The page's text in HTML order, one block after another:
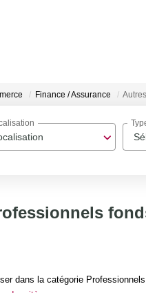
Finance / Assurance
dans la catégorie